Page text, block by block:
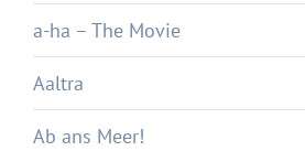
a-ha – The Movie
Aaltra
Ab ans Meer!